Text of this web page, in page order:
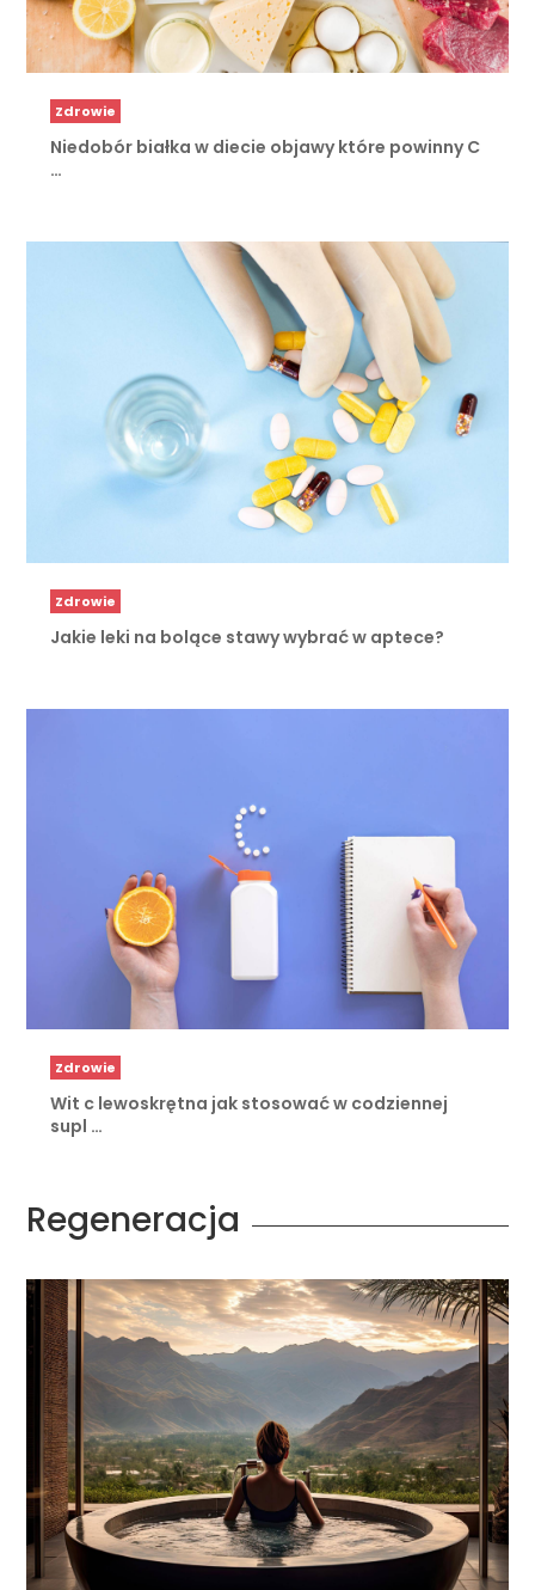
Zdrowie
Niedobór białka w diecie objawy które powinny C
…
Zdrowie
Jakie leki na bolące stawy wybrać w aptece?
Zdrowie
Wit c lewoskrętna jak stosować w codziennej
supl …
Regeneracja